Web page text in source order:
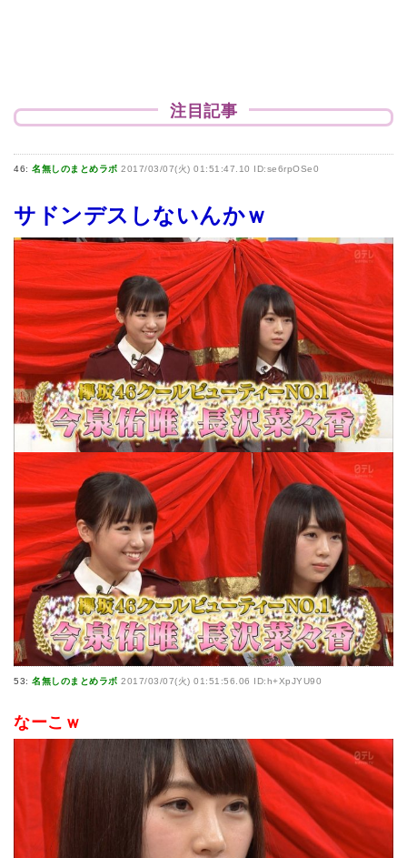
注目記事
46: 名無しのまとめラボ 2017/03/07(火) 01:51:47.10 ID:se6rpOSe0
サドンデスしないんかｗ
53: 名無しのまとめラボ 2017/03/07(火) 01:51:56.06 ID:h+XpJYU90
なーこｗ